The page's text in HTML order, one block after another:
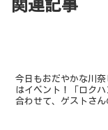
関連記事
今日もおだやかな川
はイベント！「ロク
合わせて、ゲストさ